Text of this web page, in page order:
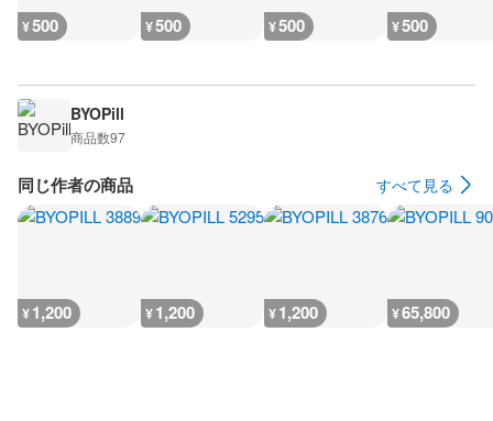
¥500 ¥500 ¥500 ¥500
BYOPill
商品数97
同じ作者の商品 すべて見る
¥1,200 ¥1,200 ¥1,200 ¥65,800